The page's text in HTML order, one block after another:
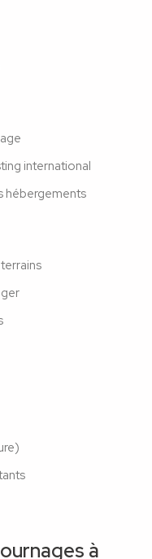
international
hébergements
à